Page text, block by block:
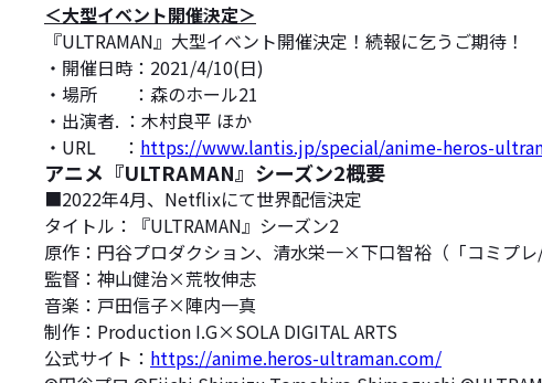
＜大型イベント開催決定＞
『ULTRAMAN』大型イベント開催決定！続報に乞うご期待！
・開催日時：2021/4/10(日)
・場所 ：森のホール21
・出演者. ：木村良平 ほか
・URL ： https://www.lantis.jp/special/anime-heros-
アニメ『ULTRAMAN』シーズン2概要
■2022年4月、Netflixにて世界配信決定
タイトル：『ULTRAMAN』シーズン2
原作：円谷プロダクション、清水栄一×下口智裕（「コミプレ/
監督：神山健治×荒牧伸志
音楽：戸田信子×陣内一真
制作：Production I.G×SOLA DIGITAL ARTS
公式サイト： https://anime.heros-ultraman.com/